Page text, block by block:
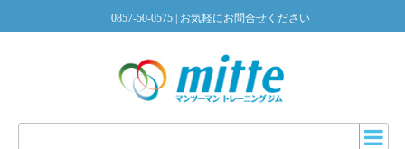
0857-50-0575 | お気軽にお問合せください